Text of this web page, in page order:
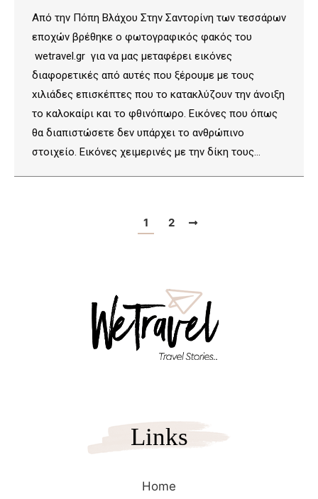
Από την Πόπη Βλάχου Στην Σαντορίνη των τεσσάρων
εποχών βρέθηκε ο φωτογραφικός φακός του
wetravel.gr για να μας μεταφέρει εικόνες
διαφορετικές από αυτές που ξέρουμε με τους
xιλιάδες επισκέπτες που το κατακλύζουν την άνοιξη
το καλοκαίρι και το φθινόπωρο. Εικόνες που όπως
θα διαπιστώσετε δεν υπάρχει το ανθρώπινο
στοιχείο. Εικόνες χειμερινές με την δίκη τους…
1 2
Links
Home